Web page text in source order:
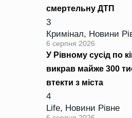
смертельну ДТП
3
Кримінал, Новини
6 серпня 2026
У Рівному сусід по
викрав майже 300
втекти з міста
4
Life, Новини Рівне